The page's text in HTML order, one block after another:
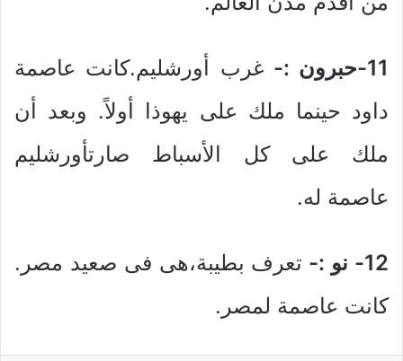
11-حبرون :-
غرب أورشليم.كانت عاصمة
داود حينما ملك على يهوذا أولاً. وبعد أن
ملك على كل الأسباط صارتأورشليم
عاصمة له.
12- نو :-
تعرف بطيبة،هى فى صعيد مصر.
كانت عاصمة لمصر.